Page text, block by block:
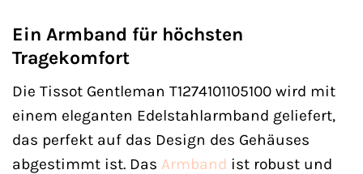
Ein Armband für höchsten
Tragekomfort
Die Tissot Gentleman T1274101105100 wird mit
einem eleganten Edelstahlarmband geliefert,
das perfekt auf das Design des Gehäuses
abgestimmt ist. Das Armband ist robust und